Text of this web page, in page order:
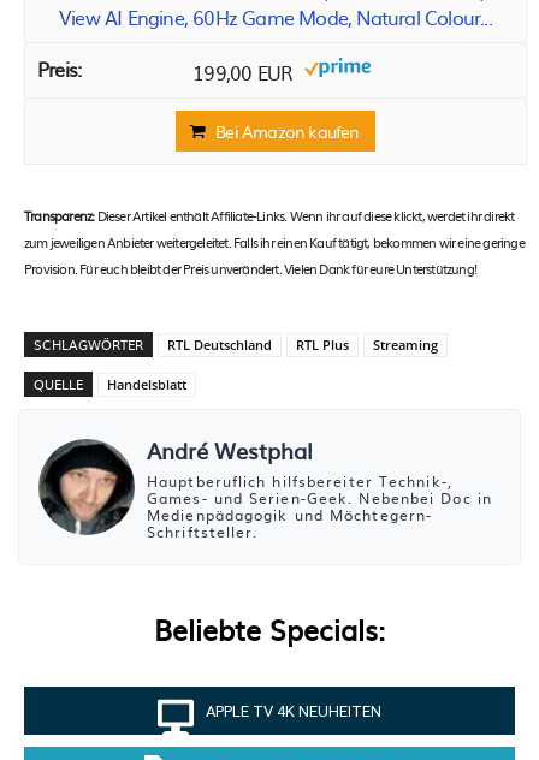
View AI Engine, 60Hz Game Mode, Natural Colour...
199,00 EUR
Bei Amazon kaufen
Transparenz:Dieser Artikel enthält Affiliate-Links. Wenn ihr auf diese klickt, werdet ihr direkt
zum jeweiligen Anbieter weitergeleitet. Falls ihr einen Kauf tätigt, bekommen wir eine geringe
Provision. Für euch bleibt der Preis unverändert. Vielen Dank für eure Unterstützung!
SCHLAGWÖRTER RTL Deutschland RTL Plus Streaming
QUELLE Handelsblatt
André Westphal
Hauptberuflich hilfsbereiter Technik-,
Games- und Serien-Geek. Nebenbei Doc in
Medienpädagogik und Möchtegern-
Schriftsteller.
Beliebte Specials:
APPLE TV 4K NEUHEITEN